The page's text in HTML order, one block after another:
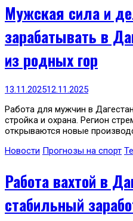
Мужская сила и
зарабатывать в
из родных гор
13.11.202512.11.2025
Работа для мужчин в
стройка и охрана. Регион
открываются новые
Новости Прогнозы на спорт
Работа вахтой в
стабильный